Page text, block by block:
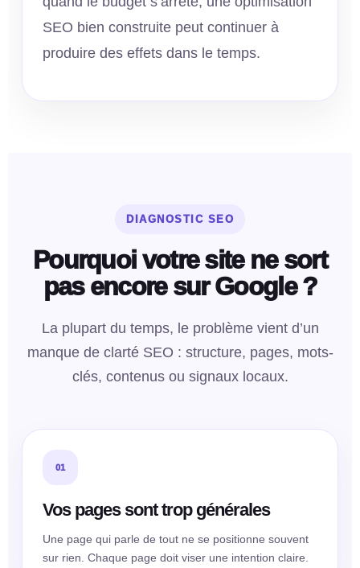
SEO bien construite peut continuer à
produire des effets dans le temps.
DIAGNOSTIC SEO
Pourquoi votre site ne sort
pas encore sur Google ?
La plupart du temps, le problème vient d’un
manque de clarté SEO : structure, pages, mots-
clés, contenus ou signaux locaux.
01
Vos pages sont trop générales
Une page qui parle de tout ne se positionne souvent
sur rien. Chaque page doit viser une intention claire.